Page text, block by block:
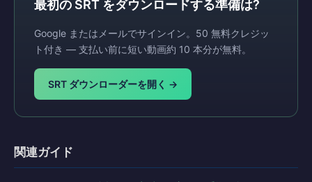
最初の SRT をダウンロードする準備は?
Google またはメールでサインイン。50 無料クレジッ
ト付き — 支払い前に短い動画約 10 本分が無料。
SRT ダウンローダーを開く →
関連ガイド